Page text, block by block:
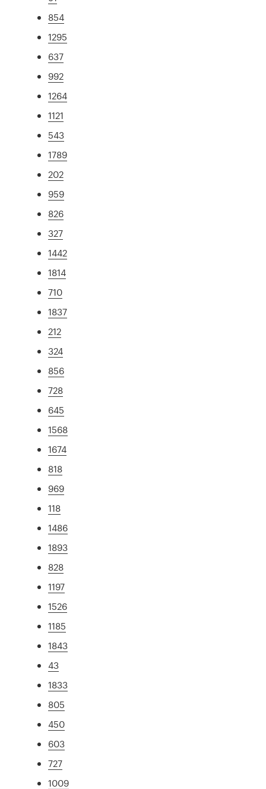
854
1295
637
992
1264
1121
543
1789
202
959
826
327
1442
1814
710
1837
212
324
856
728
645
1568
1674
818
969
118
1486
1893
828
1197
1526
1185
1843
43
1833
805
450
603
727
1009